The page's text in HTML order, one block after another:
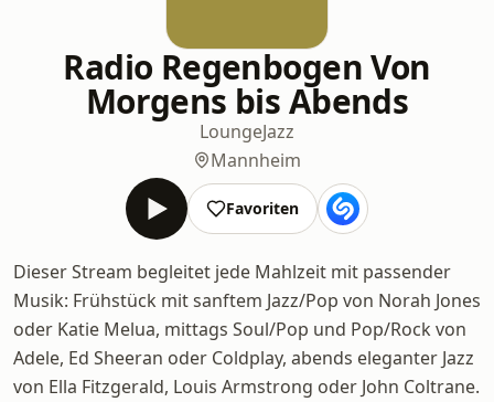
Radio Regenbogen Von
Morgens bis Abends
LoungeJazz
Mannheim
Favoriten
Dieser Stream begleitet jede Mahlzeit mit passender
Musik: Frühstück mit sanftem Jazz/Pop von Norah Jones
oder Katie Melua, mittags Soul/Pop und Pop/Rock von
Adele, Ed Sheeran oder Coldplay, abends eleganter Jazz
von Ella Fitzgerald, Louis Armstrong oder John Coltrane.